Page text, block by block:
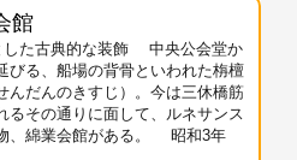
館
した古典的な装飾 中央公会堂か
びる、船場の背骨といわれた栴檀
んだんのきすじ）。今は三休橋筋
るその通りに面して、ルネサンス
、綿業会館がある。 昭和3年